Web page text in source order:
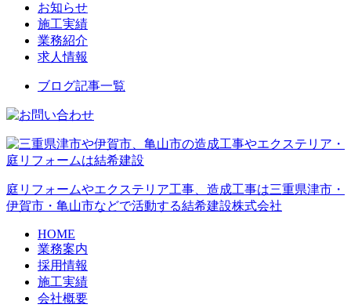
お知らせ
施工実績
業務紹介
求人情報
ブログ記事一覧
庭リフォームやエクステリア工事、造成工事は三重県津市・
伊賀市・亀山市などで活動する結希建設株式会社
HOME
業務案内
採用情報
施工実績
会社概要